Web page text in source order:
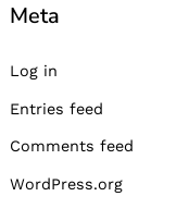
Meta
Log in
Entries feed
Comments feed
WordPress.org